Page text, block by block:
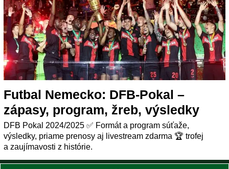
Futbal Nemecko: DFB-Pokal –
zápasy, program, žreb, výsledky
DFB Pokal 2024/2025 ✅ Formát a program súťaže,
výsledky, priame prenosy aj livestream zdarma 🏆 trofej
a zaujímavosti z histórie.